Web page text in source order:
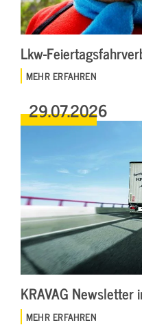
Lkw-
MEHR ERFAHREN
29.07.2026
KRAVAG
MEHR ERFAHREN